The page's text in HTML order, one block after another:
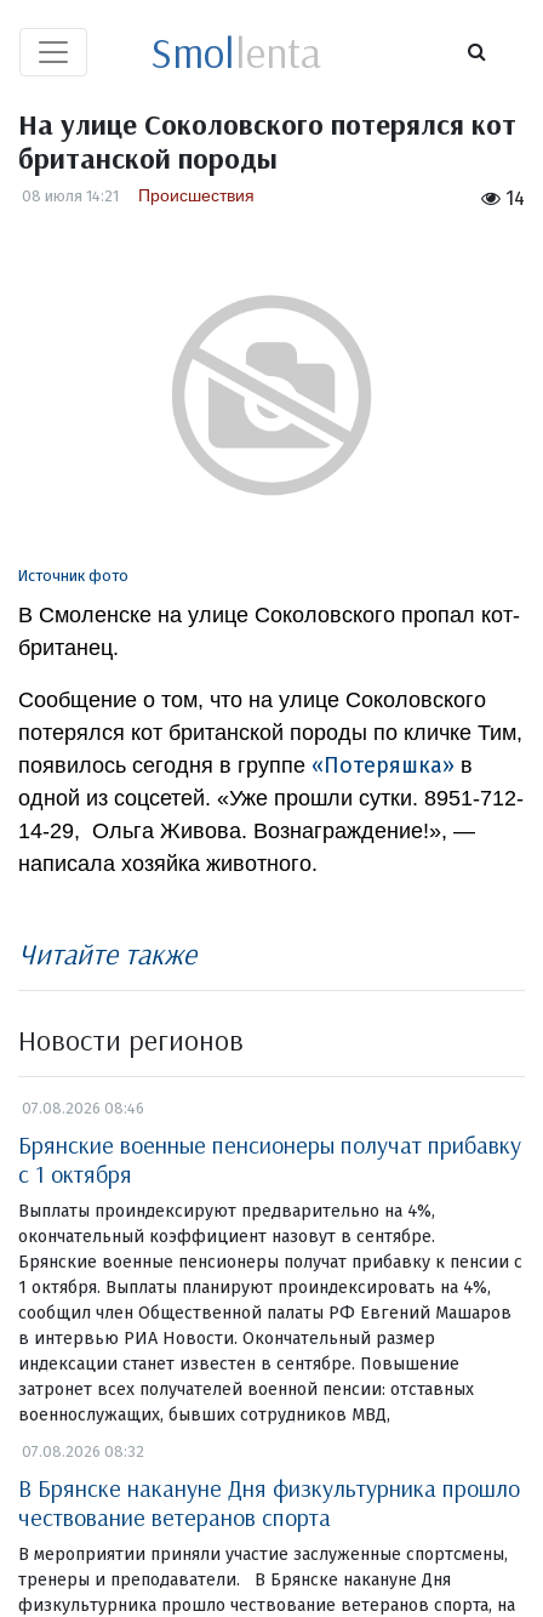
Smollenta
На улице Соколовского потерялся кот
британской породы
14
08 июля 14:21 Происшествия
Источник фото
В Смоленске на улице Соколовского пропал кот-
британец.
Сообщение о том, что на улице Соколовского
потерялся кот британской породы по кличке Тим,
появилось сегодня в группе «Потеряшка» в
одной из соцсетей. «Уже прошли сутки. 8951-712-
14-29, Ольга Живова. Вознаграждение!», —
написала хозяйка животного.
Читайте также
Новости регионов
07.08.2026 08:46
Брянские военные пенсионеры получат прибавку
с 1 октября
Выплаты проиндексируют предварительно на 4%,
окончательный коэффициент назовут в сентябре.
Брянские военные пенсионеры получат прибавку к пенсии с
1 октября. Выплаты планируют проиндексировать на 4%,
сообщил член Общественной палаты РФ Евгений Машаров
в интервью РИА Новости. Окончательный размер
индексации станет известен в сентябре. Повышение
затронет всех получателей военной пенсии: отставных
военнослужащих, бывших сотрудников МВД,
07.08.2026 08:32
В Брянске накануне Дня физкультурника прошло
чествование ветеранов спорта
В мероприятии приняли участие заслуженные спортсмены,
тренеры и преподаватели. В Брянске накануне Дня
физкультурника прошло чествование ветеранов спорта, на